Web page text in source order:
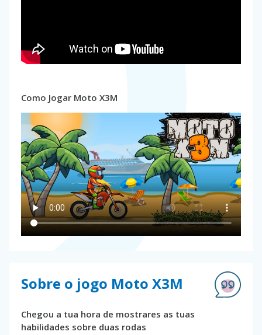
Como Jogar Moto X3M
Sobre o jogo Moto X3M
Chegou a tua hora de mostrares as tuas
habilidades sobre duas rodas